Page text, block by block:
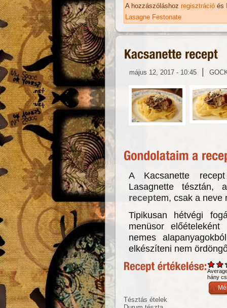
A hozzászóláshoz regisztráció és
Lasagne Festonate
május 12, 2017 - 10:45 |
A Kacsanette
Lasagnette
receptem, csak a neve
Tipikusan hétvégi
menüsor
nemes
elkészíteni nem
hány
Tésztás ételek